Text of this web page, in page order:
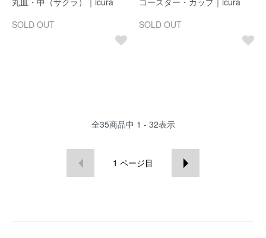
SOLD OUT
SOLD OUT
全35商品中 1 - 32表示
1 ページ目